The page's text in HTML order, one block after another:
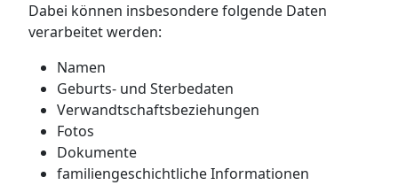
Dabei können insbesondere folgende Daten
verarbeitet werden:
Namen
Geburts- und Sterbedaten
Verwandtschaftsbeziehungen
Fotos
Dokumente
familiengeschichtliche Informationen